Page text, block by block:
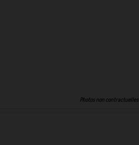
Photos non contractuelles